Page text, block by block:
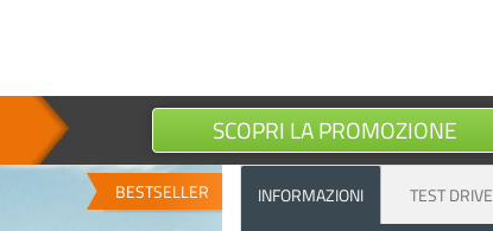
SCOPRI LA PROMOZIONE
BESTSELLER INFORMAZIONI TEST DRIVE